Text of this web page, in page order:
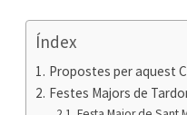
Índex
Propostes per aquest
Festes Majors de